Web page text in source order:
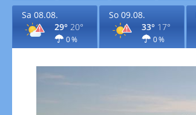
Sa 08.08.
29° 20°
0 %
So 09.08.
33° 17°
0 %